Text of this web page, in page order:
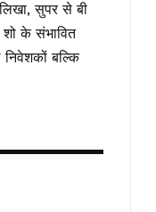
सुपर से बी
शो के संभावित
बल्कि